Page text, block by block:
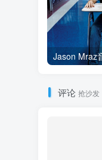
评论 抢沙发